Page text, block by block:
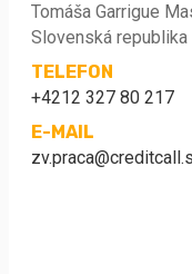
Tomáša Garrigue
Slovenská republika
TELEFON
+4212 327 80 217
E-MAIL